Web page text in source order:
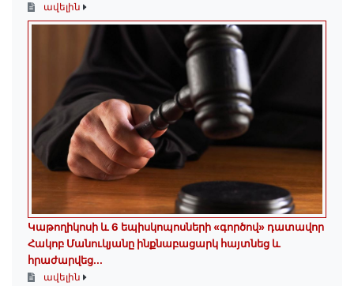
ավելին
️Կաթողիկոսի և 6 եպիսկոպոսների «գործով» դատավոր
Հակոբ Մանուկյանը ինքնաբացարկ հայտնեց և
հրաժարվեց...
ավելին